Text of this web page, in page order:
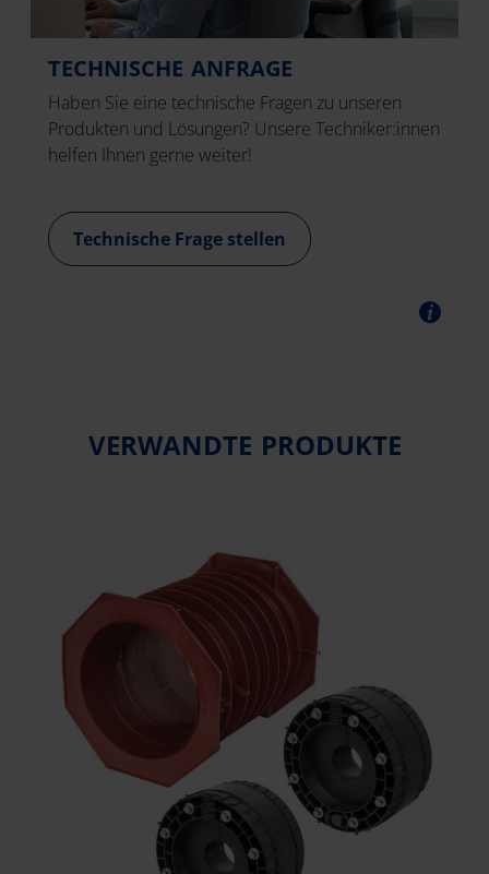
TECHNISCHE ANFRAGE
Haben Sie eine technische Fragen zu unseren
Produkten und Lösungen? Unsere Techniker:innen
helfen Ihnen gerne weiter!
Technische Frage stellen
VERWANDTE PRODUKTE